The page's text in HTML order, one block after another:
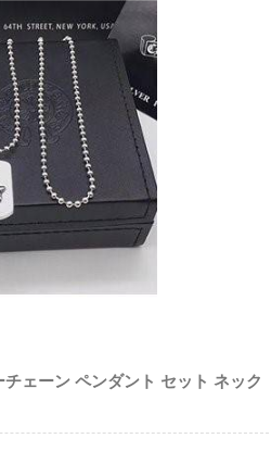
ェーン ペンダント セット ネック